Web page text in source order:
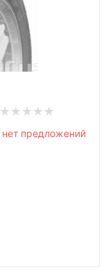
нет предложений